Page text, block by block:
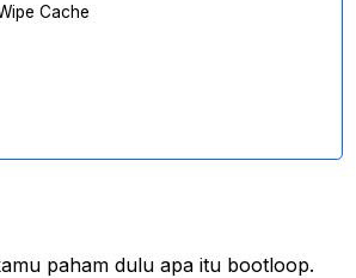
Cache
paham dulu apa itu bootloop.